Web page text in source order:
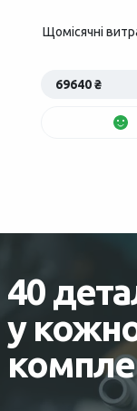
Щомісячні
69640 ₴
40
у